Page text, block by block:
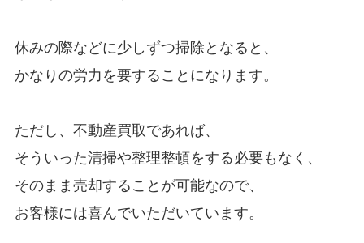
休みの際などに少しずつ掃除となると、
かなりの労力を要することになります。
ただし、不動産買取であれば、
そういった清掃や整理整頓をする必要もなく、
そのまま売却することが可能なので、
お客様には喜んでいただいています。